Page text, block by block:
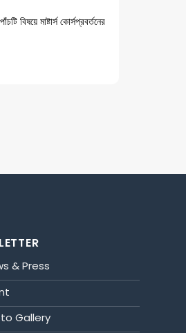
বিষয়ে মাষ্টার্স কোর্সপ্রবর্তনের
& Press
Gallery